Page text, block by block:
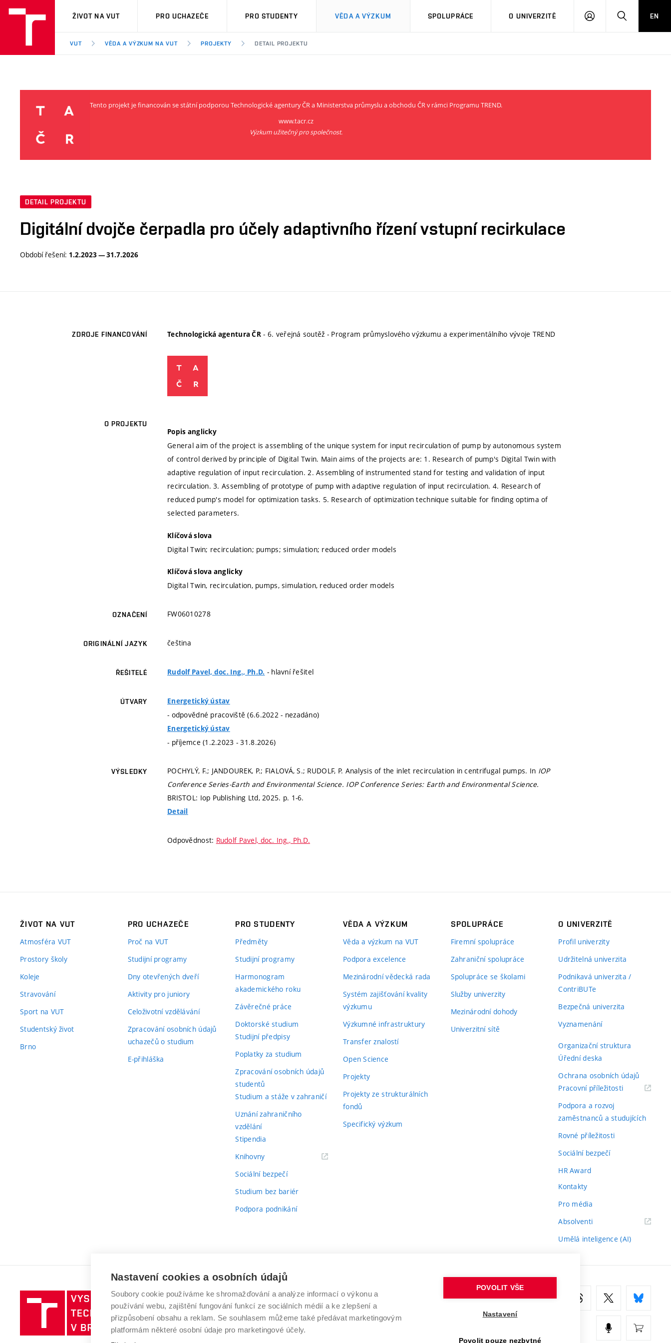
VUT
ŽIVOT NA VUT PRO UCHAZEČE PRO STUDENTY VĚDA A VÝZKUM SPOLUPRÁCE O UNIVERZITĚ
PŘIHLÁSIT HLEDATEN
VUT VĚDA A VÝZKUM NA VUT PROJEKTY DETAIL PROJEKTU
Tento projekt je financován se státní podporou Technologické agentury ČR a Ministerstva průmyslu a obchodu ČR v rámci Programu TREND.
www.tacr.cz
Výzkum užitečný pro společnost.
DETAIL PROJEKTU
Digitální dvojče čerpadla pro účely adaptivního řízení vstupní recirkulace
Období řešení: 1.2.2023 — 31.7.2026
ZDROJE FINANCOVÁNÍ Technologická agentura ČR - 6. veřejná soutěž - Program průmyslového výzkumu a experimentálního vývoje TREND
O PROJEKTU
Popis anglicky
General aim of the project is assembling of the unique system for input recirculation of pump by autonomous system
of control derived by principle of Digital Twin. Main aims of the projects are: 1. Research of pump's Digital Twin with
adaptive regulation of input recirculation. 2. Assembling of instrumented stand for testing and validation of input
recirculation. 3. Assembling of prototype of pump with adaptive regulation of input recirculation. 4. Research of
reduced pump's model for optimization tasks. 5. Research of optimization technique suitable for finding optima of
selected parameters.
Klíčová slova
Digital Twin; recirculation; pumps; simulation; reduced order models
Klíčová slova anglicky
Digital Twin, recirculation, pumps, simulation, reduced order models
OZNAČENÍ FW06010278
ORIGINÁLNÍ JAZYK čeština
ŘEŠITELÉ Rudolf Pavel, doc. Ing., Ph.D. - hlavní řešitel
ÚTVARY Energetický ústav
- odpovědné pracoviště (6.6.2022 - nezadáno)
Energetický ústav
- příjemce (1.2.2023 - 31.8.2026)
VÝSLEDKY POCHYLÝ, F.; JANDOUREK, P.; FIALOVÁ, S.; RUDOLF, P. Analysis of the inlet recirculation in centrifugal pumps. In IOP
Conference Series-Earth and Environmental Science. IOP Conference Series: Earth and Environmental Science.
BRISTOL: Iop Publishing Ltd, 2025. p. 1-6.
Detail
Odpovědnost: Rudolf Pavel, doc. Ing., Ph.D.
ŽIVOT NA VUT
Atmosféra VUT
Prostory školy
Koleje
Stravování
Sport na VUT
Studentský život
Brno
PRO UCHAZEČE
Proč na VUT
Studijní programy
Dny otevřených dveří
Aktivity pro juniory
Celoživotní vzdělávání
Zpracování osobních údajů
uchazečů o studium
E-přihláška
PRO STUDENTY
Předměty
Studijní programy
Harmonogram
akademického roku
Závěrečné práce
Doktorské studium
Studijní předpisy
Poplatky za studium
Zpracování osobních údajů
studentů
Studium a stáže v zahraničí
Uznání zahraničního
vzdělání
Stipendia
Knihovny(externí
Sociální bezpečí
Studium bez bariér
Podpora podnikání
VĚDA A VÝZKUM
Věda a výzkum na VUT
Podpora excelence
Mezinárodní vědecká rada
Systém zajišťování kvality
výzkumu
Výzkumné infrastruktury
Transfer znalostí
Open Science
Projekty
Projekty ze strukturálních
fondů
Specifický výzkum
SPOLUPRÁCE
Firemní spolupráce
Zahraniční spolupráce
Spolupráce se školami
Služby univerzity
Mezinárodní dohody
Univerzitní sítě
O UNIVERZITĚ
Profil univerzity
Udržitelná univerzita
Podnikavá univerzita /
ContriBUTe
Bezpečná univerzita
Vyznamenání
Organizační struktura
Úřední deska
Ochrana osobních údajů
Pracovní příležitosti(externí
Podpora a rozvoj
zaměstnanců a studujících
Rovné příležitosti
Sociální bezpečí
HR Award
Kontakty
Pro média
Absolventi(externí
Umělá inteligence (AI)
Vysoké
učení
technické
v
VYSOKÉ UČENÍ TECHNICKÉ V BRNĚ
Antonínská 548/1
602 00 Brno
www.vut.cz
Nastavení cookies a osobních údajů
Soubory cookie používáme ke shromažďování a analýze informací o výkonu a
používání webu, zajištění fungování funkcí ze sociálních médií a ke zlepšení a
přizpůsobení obsahu a reklam. Se souhlasem můžeme také předávat marketingovým
platformám některé osobní údaje pro marketingové účely.
POVOLIT VŠE
Nastavení
Povolit pouze nezbytné